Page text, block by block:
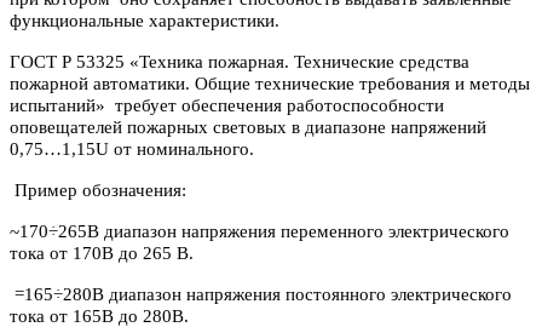
функциональные характеристики.
ГОСТ Р 53325 «Техника пожарная. Технические средства
пожарной автоматики. Общие технические требования и методы
испытаний» требует обеспечения работоспособности
оповещателей пожарных световых в диапазоне напряжений
0,75…1,15U от номинального.
Пример обозначения:
~170÷265В диапазон напряжения переменного электрического
тока от 170В до 265 В.
=165÷280В диапазон напряжения постоянного электрического
тока от 165В до 280В.